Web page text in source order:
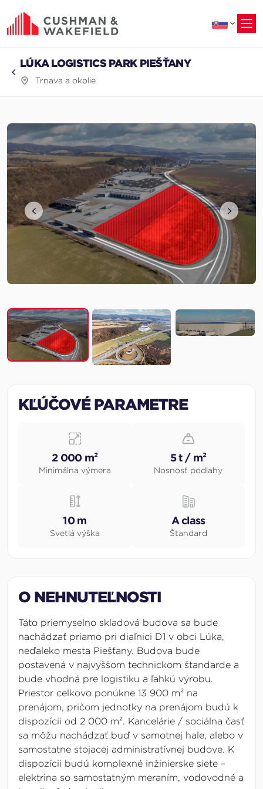
hlavný
obsah
LÚKA LOGISTICS PARK PIEŠŤANY
Trnava a okolie
KĽÚČOVÉ PARAMETRE
2 000 m²
Minimálna výmera
5 t / m²
Nosnosť podlahy
10 m
Svetlá výška
A class
Štandard
O NEHNUTEĽNOSTI
Táto priemyselno skladová budova sa bude
nachádzať priamo pri diaľnici D1 v obci Lúka,
neďaleko mesta Piešťany. Budova bude
postavená v najvyššom technickom štandarde a
bude vhodná pre logistiku a ľahkú výrobu.
Priestor celkovo ponúkne 13 900 m² na
prenájom, pričom jednotky na prenájom budú k
dispozícii od 2 000 m². Kancelárie / sociálna časť
sa môžu nachádzať buď v samotnej hale, alebo v
samostatne stojacej administratívnej budove. K
dispozícii budú komplexné inžinierske siete –
elektrina so samostatným meraním, vodovodné a